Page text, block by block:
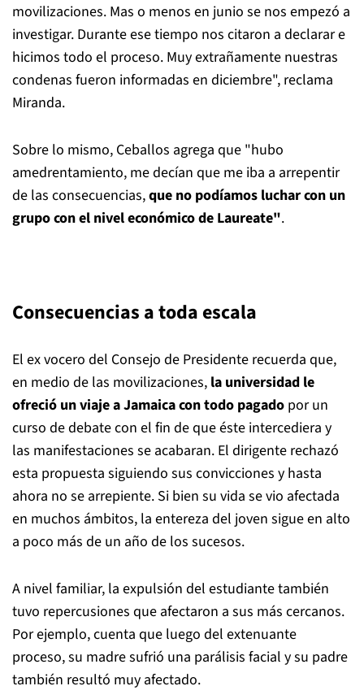
movilizaciones. Mas o menos en junio se nos empezó a
investigar. Durante ese tiempo nos citaron a declarar e
hicimos todo el proceso. Muy extrañamente nuestras
condenas fueron informadas en diciembre", reclama
Miranda.
Sobre lo mismo, Ceballos agrega que "hubo
amedrentamiento, me decían que me iba a arrepentir
de las consecuencias,que no podíamos luchar con un
grupo con el nivel económico de Laureate".
Consecuencias a toda escala
El ex vocero del Consejo de Presidente recuerda que,
en medio de las movilizaciones, la universidad le
ofreció un viaje a Jamaica con todo pagado por un
curso de debate con el fin de que éste intercediera y
las manifestaciones se acabaran. El dirigente rechazó
esta propuesta siguiendo sus convicciones y hasta
ahora no se arrepiente. Si bien su vida se vio afectada
en muchos ámbitos, la entereza del joven sigue en alto
a poco más de un año de los sucesos.
A nivel familiar, la expulsión del estudiante también
tuvo repercusiones que afectaron a sus más cercanos.
Por ejemplo, cuenta que luego del extenuante
proceso, su madre sufrió una parálisis facial y su padre
también resultó muy afectado.